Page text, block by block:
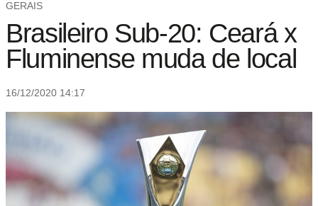
GERAIS
Brasileiro Sub-20: Ceará x
Fluminense muda de local
16/12/2020 14:17